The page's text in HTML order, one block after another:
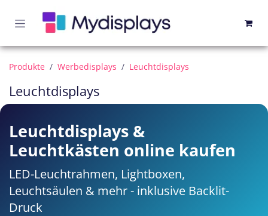
Produkte Werbedisplays Leuchtdisplays
Leuchtdisplays
Leuchtdisplays &
Leuchtkästen online kaufen
LED-Leuchtrahmen, Lightboxen,
Leuchtsäulen & mehr - inklusive Backlit-
Druck